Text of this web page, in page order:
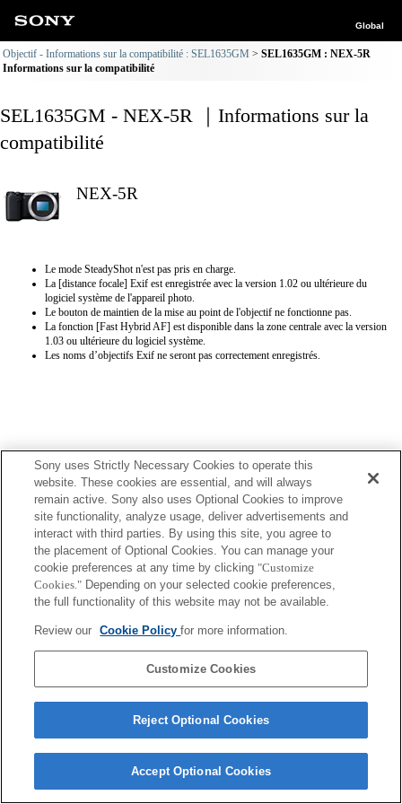
Global
Objectif - Informations sur la compatibilité : SEL1635GM
SEL1635GM : NEX-5R
Informations sur la compatibilité
SEL1635GM - NEX-5R ｜Informations sur la
compatibilité
NEX-5R
Le mode SteadyShot n'est pas pris en charge.
La [distance focale] Exif est enregistrée avec la version 1.02 ou ultérieure du
logiciel système de l'appareil photo.
Le bouton de maintien de la mise au point de l'objectif ne fonctionne pas.
La fonction [Fast Hybrid AF] est disponible dans la zone centrale avec la version
1.03 ou ultérieure du logiciel système.
Les noms d’objectifs Exif ne seront pas correctement enregistrés.
Terms of Use Contact Us
Copyright 2026 Sony Corporation
Sony uses Strictly Necessary Cookies to operate this
website. These cookies are essential, and will always
remain active. Sony also uses Optional Cookies to improve
site functionality, analyze usage, deliver advertisements and
interact with third parties. By using this site, you agree to
the placement of Optional Cookies. You can manage your
cookie preferences at any time by clicking "Customize
Cookies." Depending on your selected cookie preferences,
the full functionality of this website may not be available.
Review our Cookie Policyfor more information.
Customize Cookies
Reject Optional Cookies
Accept Optional Cookies